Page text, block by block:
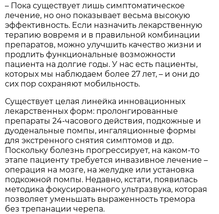
– Пока существует лишь симптоматическое
лечение, но оно показывает весьма высокую
эффективность. Если назначить лекарственную
терапию вовремя и в правильной комбинации
препаратов, можно улучшить качество жизни и
продлить функциональные возможности
пациента на долгие годы. У нас есть пациенты,
которых мы наблюдаем более 27 лет, – и они до
сих пор сохраняют мобильность.
Существует целая линейка инновационных
лекарственных форм: пролонгированные
препараты 24-часового действия, подкожные и
дуо­денальные помпы, ингаляционные формы
для экстренного снятия симптомов и др.
Поскольку болезнь прогрессирует, на каком-то
этапе пациенту требуется инвазивное лечение –
операция на мозге, на желудке или установка
подкожной помпы. Недавно, кстати, появилась
методика фокусированного ультразвука, которая
позволяет уменьшать выраженность тремора
без трепанации черепа.